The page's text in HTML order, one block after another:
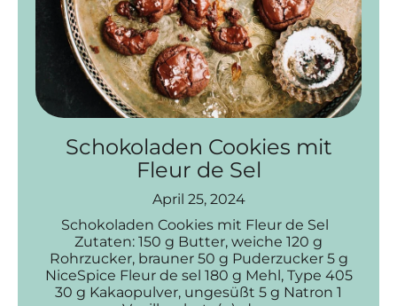
Schokoladen Cookies mit
Fleur de Sel
April 25, 2024
Schokoladen Cookies mit Fleur de Sel
Zutaten: 150 g Butter, weiche 120 g
Rohrzucker, brauner 50 g Puderzucker 5 g
NiceSpice Fleur de sel 180 g Mehl, Type 405
30 g Kakaopulver, ungesüßt 5 g Natron 1